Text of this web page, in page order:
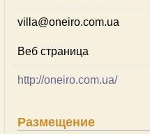
villa@oneiro.com.ua
Веб страница
http://oneiro.com.ua/
Размещение